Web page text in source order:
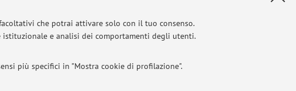
che potrai attivare solo con il tuo consenso.
e analisi dei comportamenti degli utenti.
più specifici in "Mostra cookie di profilazione".